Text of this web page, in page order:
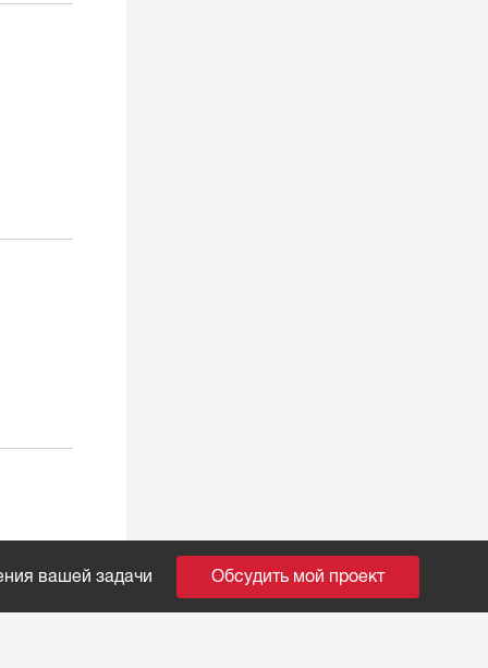
вашей задачи Обсудить мой проект